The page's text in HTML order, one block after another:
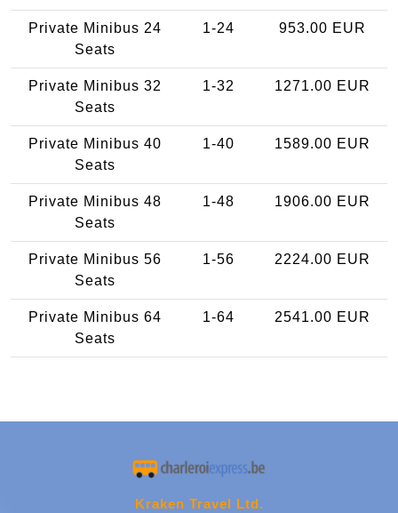
Private Minibus 24
Seats
1-24 953.00 EUR
Private Minibus 32
Seats
1-32 1271.00 EUR
Private Minibus 40
Seats
1-40 1589.00 EUR
Private Minibus 48
Seats
1-48 1906.00 EUR
Private Minibus 56
Seats
1-56 2224.00 EUR
Private Minibus 64
Seats
1-64 2541.00 EUR
Kraken Travel Ltd.